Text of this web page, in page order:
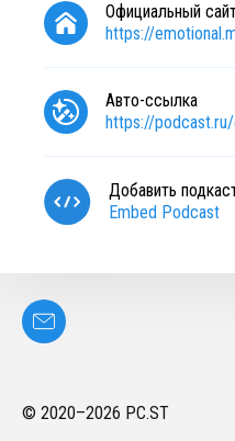
Официальный
https://
Авто-ссылка
https://
Добавить
Embed Podcast
© 2020–2026 PC.ST